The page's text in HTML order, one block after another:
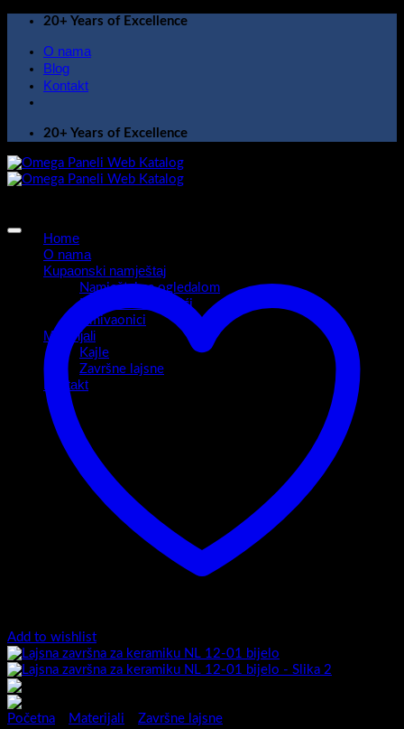
Skip
content
20+ Years of Excellence
O nama
Blog
Kontakt
20+ Years of Excellence
Home
O nama
Kupaonski namještaj
Namještaj sa ogledalom
Kupaonski ormarići
Umivaonici
Materijali
Kajle
Završne lajsne
Kontakt
Add to wishlist
Početna Materijali Završne lajsne